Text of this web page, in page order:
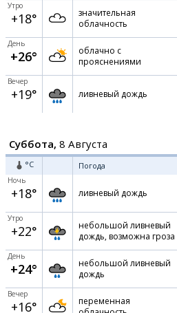
Утро
+18°
значительная
облачность
День
+26°
облачно с
прояснениями
Вечер
+19° ливневый дождь
Суббота, 8 Августа
°C Погода
Ночь
+18° ливневый дождь
Утро
+22°
небольшой ливневый
дождь, возможна гроза
День
+24°
небольшой ливневый
дождь
Вечер
+16°
переменная